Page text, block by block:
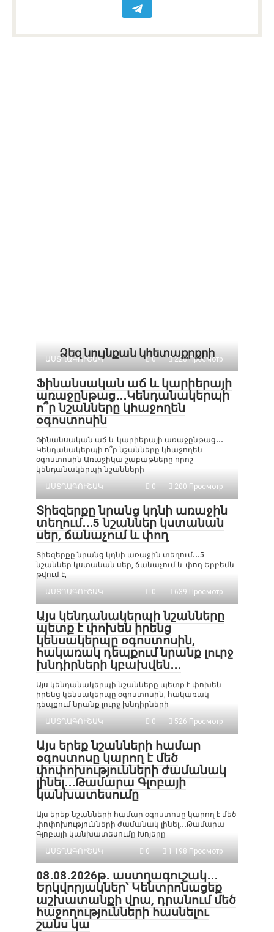
Ձեզ նույնքան կհետաքրքրի
ԱՍՏՂԱԳՈՒՇԱԿ 0 228 Просмотр
Ֆինանսական աճ և կարիերայի
առաջընթաց․․․Կենդանակերպի
ո՞ր նշանները կհաջողեն
օգոստոսին
Ֆինանսական աճ և կարիերայի առաջընթաց․․․
Կենդանակերպի ո՞ր նշանները կհաջողեն
օգոստոսին Առաջիկա շաբաթները որոշ
կենդանակերպի նշանների
ԱՍՏՂԱԳՈՒՇԱԿ
0 200 Просмотр
Տիեզերքը նրանց կդնի առաջին
տեղում․․․5 նշաններ կստանան
սեր, ճանաչում և փող
Տիեզերքը նրանց կդնի առաջին տեղում․․․5
նշաններ կստանան սեր, ճանաչում և փող Երբեմն
թվում է,
ԱՍՏՂԱԳՈՒՇԱԿ
0 639 Просмотр
Այս կենդանակերպի նշանները
պետք է փոխեն իրենց
կենսակերպը օգոստոսին,
հակառակ դեպքում նրանք լուրջ
խնդիրների կբախվեն․․․
Այս կենդանակերպի նշանները պետք է փոխեն
իրենց կենսակերպը օգոստոսին, հակառակ
դեպքում նրանք լուրջ խնդիրների
ԱՍՏՂԱԳՈՒՇԱԿ
0 526 Просмотр
Այս երեք նշանների համար
օգոստոսը կարող է մեծ
փոփոխությունների ժամանակ
լինել․․․Թամարա Գլոբայի
կանխատեսումը
Այս երեք նշանների համար օգոստոսը կարող է մեծ
փոփոխությունների ժամանակ լինել․․․Թամարա
Գլոբայի կանխատեսումը Խոյերը
ԱՍՏՂԱԳՈՒՇԱԿ
0 1 198 Просмотр
08․08․2026թ․ աստղագուշակ․․․
Երկվորյակներ՝ Կենտրոնացեք
աշխատանքի վրա, դրանում մեծ
հաջողությունների հասնելու
շանս կա